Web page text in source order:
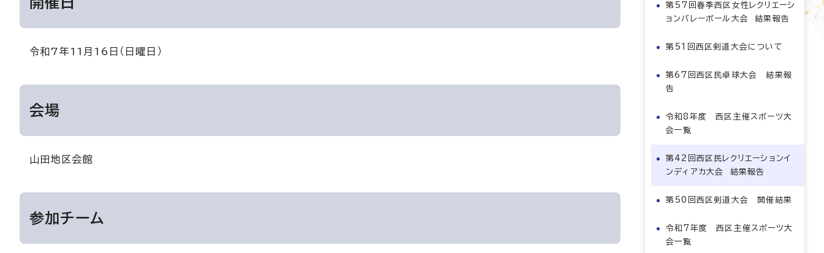
令和7年11月16日（日曜日）
会場
山田地区会館
参加チーム
第57回春季西区女性レクリエーシ
ョンバレーボール大会 結果報告
第51回西区剣道大会について
第67回西区民卓球大会 結果報
告
令和8年度 西区主催スポーツ大
会一覧
第42回西区民レクリエーションイ
ンディアカ大会 結果報告
第50回西区剣道大会 開催結果
令和7年度 西区主催スポーツ大
会一覧